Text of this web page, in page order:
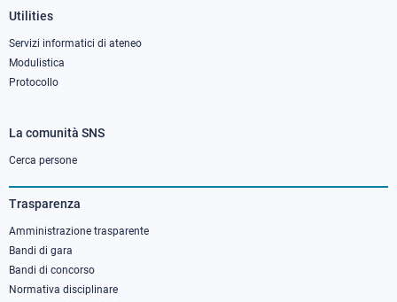
Utilities
Servizi informatici di ateneo
Modulistica
Protocollo
Footer
column
3
La comunità SNS
Cerca persone
Trasparenza
Amministrazione trasparente
Bandi di gara
Bandi di concorso
Normativa disciplinare